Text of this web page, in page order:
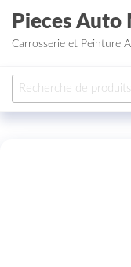
Aller au contenu
Pieces Auto
Carrosserie et Peinture
Recherche pour :